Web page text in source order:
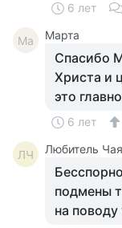
6 лет
Ма Марта
Спасибо
Христа и
это
6 лет
ЛЧ Любитель Чая
подмены
на поводу